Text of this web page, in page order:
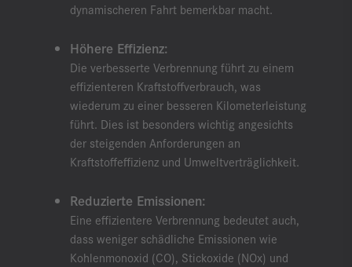
dynamischeren Fahrt bemerkbar macht.
Höhere Effizienz:
Die verbesserte Verbrennung führt zu einem
effizienteren Kraftstoffverbrauch, was
wiederum zu einer besseren Kilometerleistung
führt. Dies ist besonders wichtig angesichts
der steigenden Anforderungen an
Kraftstoffeffizienz und Umweltverträglichkeit.
Reduzierte Emissionen:
Eine effizientere Verbrennung bedeutet auch,
dass weniger schädliche Emissionen wie
Kohlenmonoxid (CO), Stickoxide (NOx) und